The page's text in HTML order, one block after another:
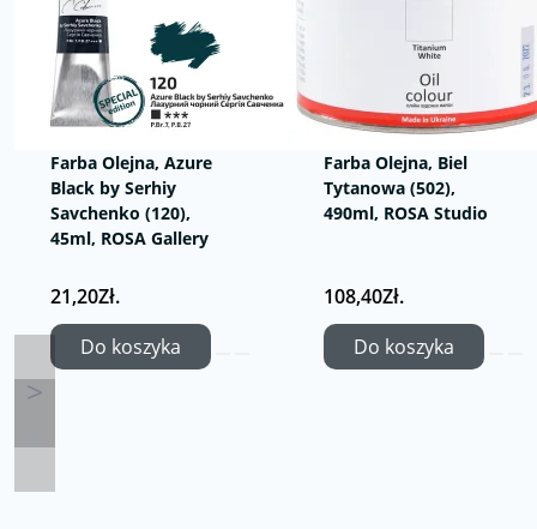
Farba Olejna, Azure
Black by Serhiy
Savchenko (120),
45ml, ROSA Gallery
21,20Zł.
Do koszyka
Farba Olejna, Biel
Tytanowa (502),
490ml, ROSA Studio
108,40Zł.
Do koszyka